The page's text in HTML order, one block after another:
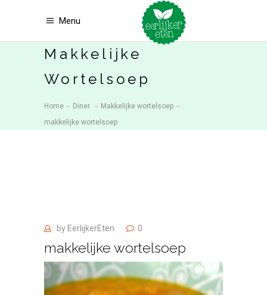
Menu
Makkelijke
Wortelsoep
Home - Diner - Makkelijke wortelsoep -
makkelijke wortelsoep
by EerlijkerEten 0
makkelijke wortelsoep